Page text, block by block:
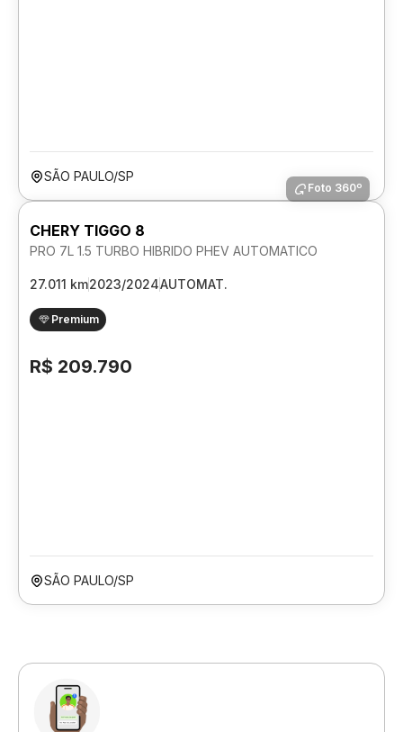
SÃO PAULO/SP
Foto 360º
CHERY TIGGO 8
PRO 7L 1.5 TURBO HIBRIDO PHEV AUTOMATICO
27.011 km2023/2024AUTOMAT.
Premium
R$ 209.790
SÃO PAULO/SP